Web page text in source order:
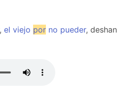
, el viejo por no pueder, deshan